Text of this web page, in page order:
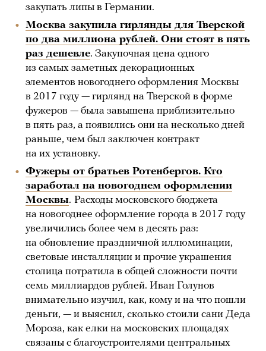
закупать липы в Германии.
Москва закупила гирлянды для Тверской
по два миллиона рублей. Они стоят в пять
раз дешевле. Закупочная цена одного
из самых заметных декорационных
элементов новогоднего оформления Москвы
в 2017 году — гирлянд на Тверской в форме
фужеров — была завышена приблизительно
в пять раз, а появились они на несколько дней
раньше, чем был заключен контракт
на их установку.
Фужеры от братьев Ротенбергов. Кто
заработал на новогоднем оформлении
Москвы. Расходы московского бюджета
на новогоднее оформление города в 2017 году
увеличились более чем в десять раз:
на обновление праздничной иллюминации,
световые инсталляции и прочие украшения
столица потратила в общей сложности почти
семь миллиардов рублей. Иван Голунов
внимательно изучил, как, кому и на что пошли
деньги, — и выяснил, сколько стоили сани Деда
Мороза, как елки на московских площадях
связаны с благоустроителями центральных